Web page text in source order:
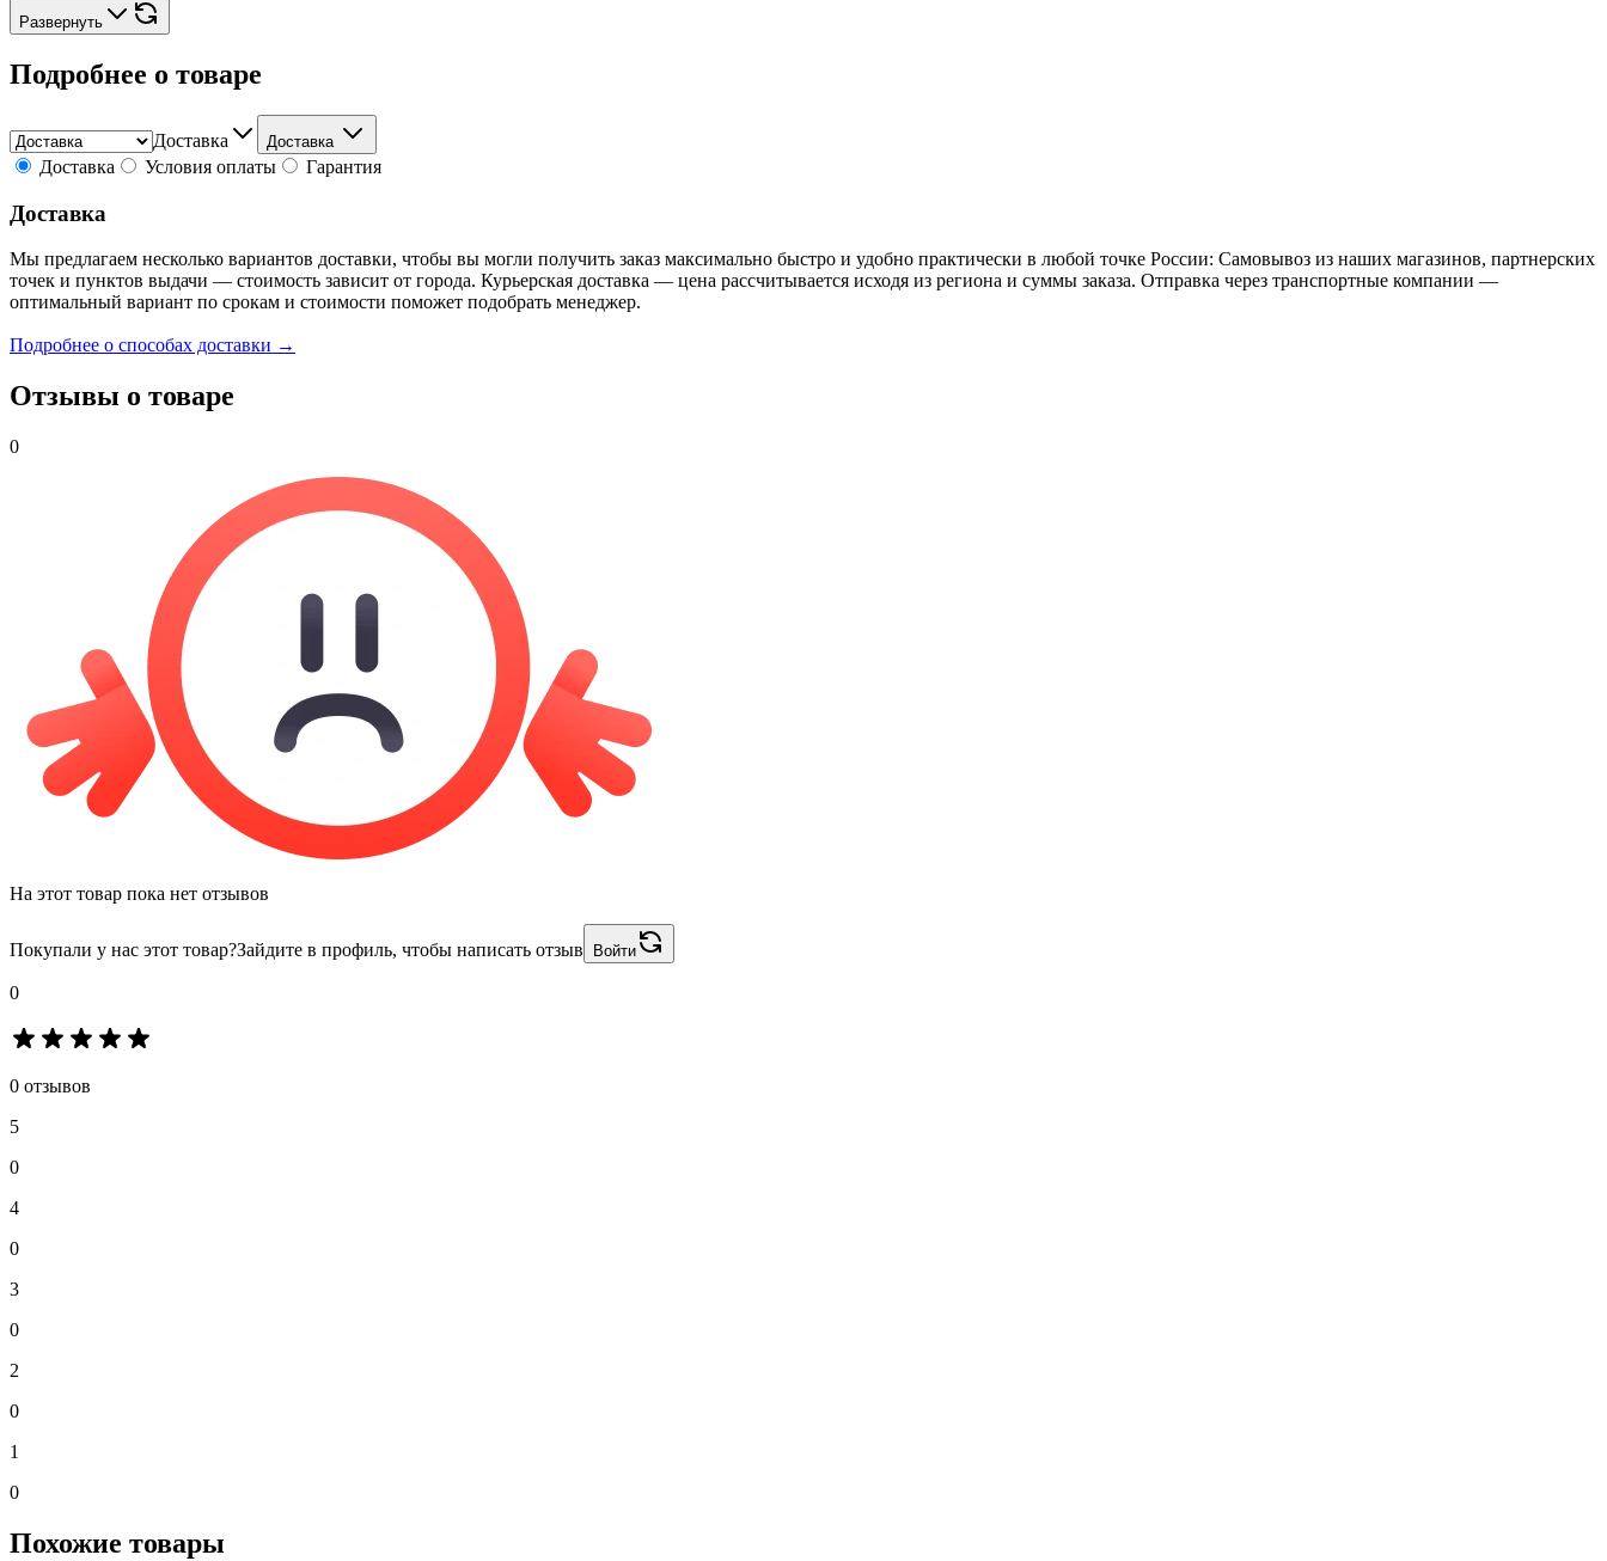
Развернуть
Подробнее о товаре
Доставка Доставка
Доставка Условия оплаты Гарантия
Доставка
Мы предлагаем несколько вариантов доставки, чтобы вы могли получить заказ максимально быстро и удобно практически в любой точке России: Самовывоз из наших магазинов, партнерских
точек и пунктов выдачи — стоимость зависит от города. Курьерская доставка — цена рассчитывается исходя из региона и суммы заказа. Отправка через транспортные компании —
оптимальный вариант по срокам и стоимости поможет подобрать менеджер.
Подробнее о способах доставки →
Отзывы о товаре
0
На этот товар пока нет отзывов
Покупали у нас этот товар?Зайдите в профиль, чтобы написать отзыв Войти
0
0 отзывов
5
0
4
0
3
0
2
0
1
0
Похожие товары